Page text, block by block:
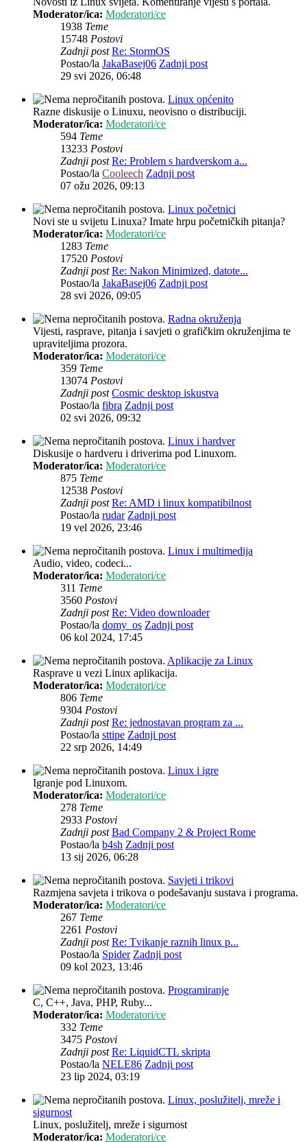
Moderator/ica: Moderatori/ce
1938 Teme
15748 Postovi
Zadnji post Re: StormOS
Postao/la JakaBasej06 Zadnji post
29 svi 2026, 06:48
Linux općenito
Razne diskusije o Linuxu, neovisno o distribuciji.
Moderator/ica: Moderatori/ce
594 Teme
13233 Postovi
Zadnji post Re: Problem s hardverskom a...
Postao/la Cooleech Zadnji post
07 ožu 2026, 09:13
Linux početnici
Novi ste u svijetu Linuxa? Imate hrpu početničkih pitanja?
Moderator/ica: Moderatori/ce
1283 Teme
17520 Postovi
Zadnji post Re: Nakon Minimized, datote...
Postao/la JakaBasej06 Zadnji post
28 svi 2026, 09:05
Radna okruženja
Vijesti, rasprave, pitanja i savjeti o grafičkim okruženjima te
upraviteljima prozora.
Moderator/ica: Moderatori/ce
359 Teme
13074 Postovi
Zadnji post Cosmic desktop iskustva
Postao/la fibra Zadnji post
02 svi 2026, 09:32
Linux i hardver
Diskusije o hardveru i driverima pod Linuxom.
Moderator/ica: Moderatori/ce
875 Teme
12538 Postovi
Zadnji post Re: AMD i linux kompatibilnost
Postao/la rudar Zadnji post
19 vel 2026, 23:46
Linux i multimedija
Audio, video, codeci...
Moderator/ica: Moderatori/ce
311 Teme
3560 Postovi
Zadnji post Re: Video downloader
Postao/la domy_os Zadnji post
06 kol 2024, 17:45
Aplikacije za Linux
Rasprave u vezi Linux aplikacija.
Moderator/ica: Moderatori/ce
806 Teme
9304 Postovi
Zadnji post Re: jednostavan program za ...
Postao/la sttipe Zadnji post
22 srp 2026, 14:49
Linux i igre
Igranje pod Linuxom.
Moderator/ica: Moderatori/ce
278 Teme
2933 Postovi
Zadnji post Bad Company 2 & Project Rome
Postao/la b4sh Zadnji post
13 sij 2026, 06:28
Savjeti i trikovi
Razmjena savjeta i trikova o podešavanju sustava i programa.
Moderator/ica: Moderatori/ce
267 Teme
2261 Postovi
Zadnji post Re: Tvikanje raznih linux p...
Postao/la Spider Zadnji post
09 kol 2023, 13:46
Programiranje
C, C++, Java, PHP, Ruby...
Moderator/ica: Moderatori/ce
332 Teme
3475 Postovi
Zadnji post Re: LiquidCTL skripta
Postao/la NELE86 Zadnji post
23 lip 2024, 03:19
Linux, poslužitelj, mreže i
sigurnost
Linux, poslužitelj, mreže i sigurnost
Moderator/ica: Moderatori/ce